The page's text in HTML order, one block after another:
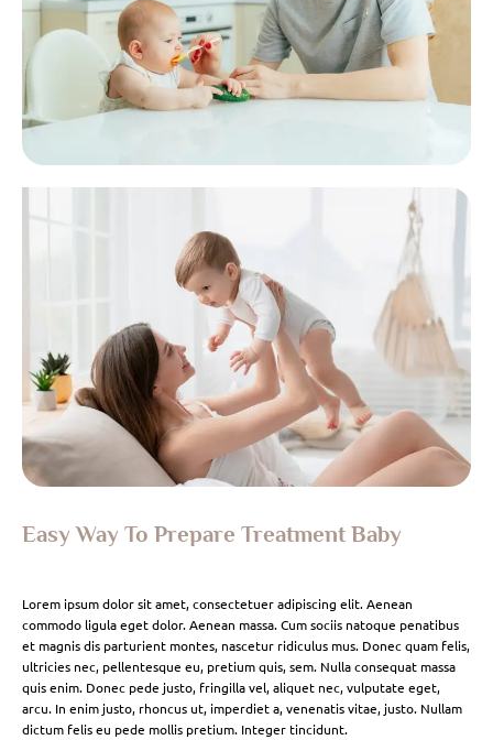
Easy Way To Prepare Treatment Baby
Lorem ipsum dolor sit amet, consectetuer adipiscing elit. Aenean
commodo ligula eget dolor. Aenean massa. Cum sociis natoque penatibus
et magnis dis parturient montes, nascetur ridiculus mus. Donec quam felis,
ultricies nec, pellentesque eu, pretium quis, sem. Nulla consequat massa
quis enim. Donec pede justo, fringilla vel, aliquet nec, vulputate eget,
arcu. In enim justo, rhoncus ut, imperdiet a, venenatis vitae, justo. Nullam
dictum felis eu pede mollis pretium. Integer tincidunt.